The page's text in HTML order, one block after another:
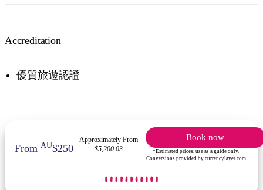
Accreditation
優質旅遊認證
FromAU$250
Approximately From
$5,200.03
Book now
*Estimated prices, use as a guide only.
Conversions provided by currencylayer.com